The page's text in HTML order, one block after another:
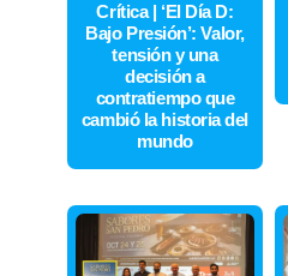
Crítica | ‘El Día D:
Bajo Presión’: Valor,
tensión y una
decisión a
contratiempo que
cambió la historia del
mundo